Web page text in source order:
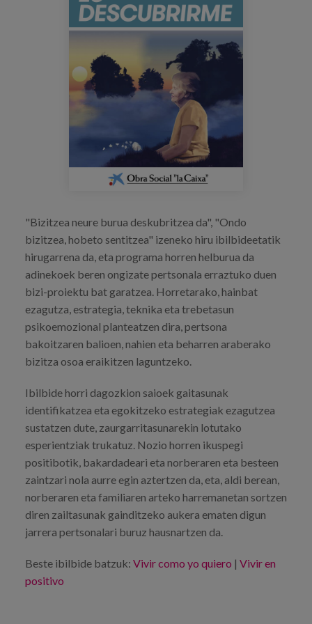
Salaketa-kanala
"Bizitzea neure burua deskubritzea da", "Ondo
bizitzea, hobeto sentitzea" izeneko hiru ibilbideetatik
hirugarrena da, eta programa horren helburua da
adinekoek beren ongizate pertsonala erraztuko duen
bizi-proiektu bat garatzea. Horretarako, hainbat
ezagutza, estrategia, teknika eta trebetasun
psikoemozional planteatzen dira, pertsona
bakoitzaren balioen, nahien eta beharren araberako
bizitza osoa eraikitzen laguntzeko.
Ibilbide horri dagozkion saioek gaitasunak
identifikatzea eta egokitzeko estrategiak ezagutzea
sustatzen dute, zaurgarritasunarekin lotutako
esperientziak trukatuz. Nozio horren ikuspegi
positibotik, bakardadeari eta norberaren eta besteen
zaintzari nola aurre egin aztertzen da, eta, aldi berean,
norberaren eta familiaren arteko harremanetan sortzen
diren zailtasunak gainditzeko aukera ematen digun
jarrera pertsonalari buruz hausnartzen da.
Beste ibilbide batzuk: Vivir como yo quiero | Vivir en
positivo